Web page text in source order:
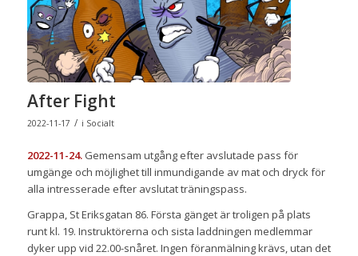
After Fight
2022-11-17 / i Socialt
2022-11-24.Gemensam utgång efter avslutade pass för
umgänge och möjlighet till inmundigande av mat och dryck för
alla intresserade efter avslutat träningspass.
Grappa, St Eriksgatan 86. Första gänget är troligen på plats
runt kl. 19. Instruktörerna och sista laddningen medlemmar
dyker upp vid 22.00-snåret. Ingen föranmälning krävs, utan det